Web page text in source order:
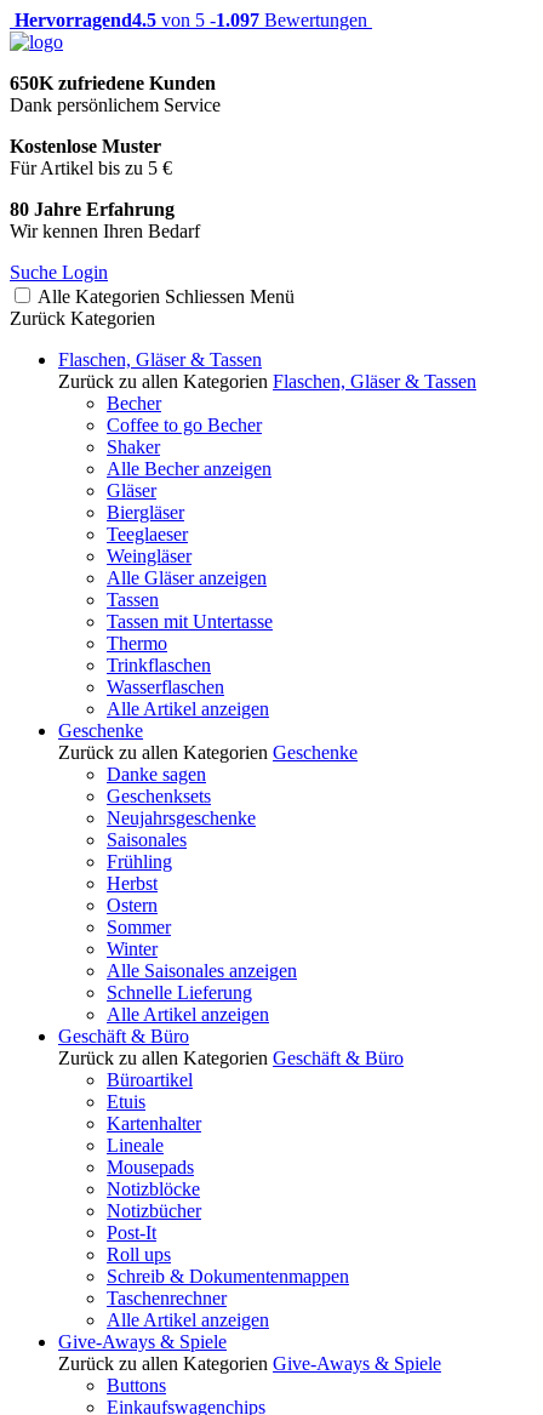
Hervorragend4.5 von 5 -1.097 Bewertungen
650K zufriedene Kunden
Dank persönlichem Service
Kostenlose Muster
Für Artikel bis zu 5 €
80 Jahre Erfahrung
Wir kennen Ihren Bedarf
Suche Login
Alle Kategorien Schliessen Menü
Zurück Kategorien
Flaschen, Gläser & Tassen
Zurück zu allen Kategorien Flaschen, Gläser & Tassen
Becher
Coffee to go Becher
Shaker
Alle Becher anzeigen
Gläser
Biergläser
Teeglaeser
Weingläser
Alle Gläser anzeigen
Tassen
Tassen mit Untertasse
Thermo
Trinkflaschen
Wasserflaschen
Alle Artikel anzeigen
Geschenke
Zurück zu allen Kategorien Geschenke
Danke sagen
Geschenksets
Neujahrsgeschenke
Saisonales
Frühling
Herbst
Ostern
Sommer
Winter
Alle Saisonales anzeigen
Schnelle Lieferung
Alle Artikel anzeigen
Geschäft & Büro
Zurück zu allen Kategorien Geschäft & Büro
Büroartikel
Etuis
Kartenhalter
Lineale
Mousepads
Notizblöcke
Notizbücher
Post-It
Roll ups
Schreib & Dokumentenmappen
Taschenrechner
Alle Artikel anzeigen
Give-Aways & Spiele
Zurück zu allen Kategorien Give-Aways & Spiele
Buttons
Einkaufswagenchips